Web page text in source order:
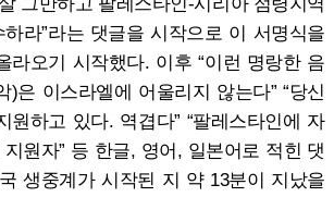
라”라는 댓글을 시작으로 이 서명식을
라오기 시작했다. 이후 “이런 명랑한 음
)은 이스라엘에 어울리지 않는다” “당신
원하고 있다. 역겹다” “팔레스타인에 자
지원자” 등 한글, 영어, 일본어로 적힌 댓
생중계가 시작된 지 약 13분이 지났을